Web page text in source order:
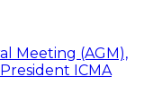
Meeting (AGM),
ICMA